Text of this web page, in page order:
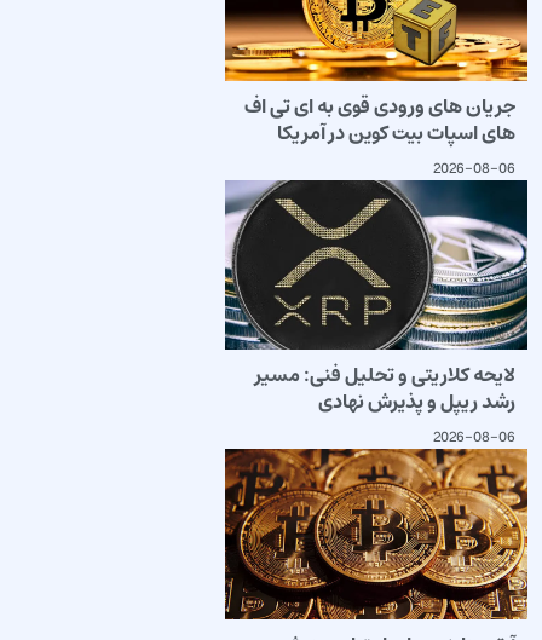
جریان های ورودی قوی به ای تی اف
های اسپات بیت کوین در آمریکا
2026-08-06
لایحه کلاریتی و تحلیل فنی: مسیر
رشد ریپل و پذیرش نهادی
2026-08-06